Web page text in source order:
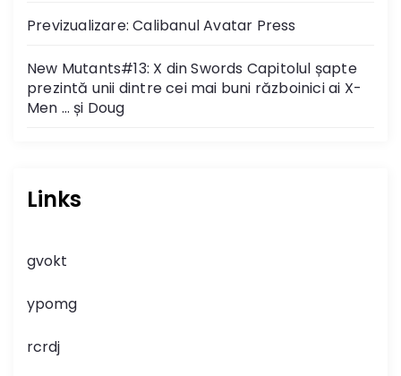
Previzualizare: Calibanul Avatar Press
New Mutants#13: X din Swords Capitolul șapte
prezintă unii dintre cei mai buni războinici ai X-
Men … și Doug
Links
gvokt
ypomg
rcrdj